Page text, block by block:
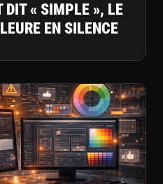
DIT « SIMPLE », LE
EN SILENCE